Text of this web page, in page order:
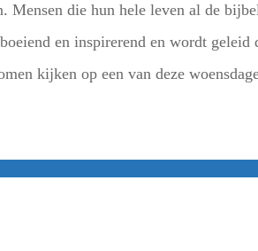
die hun hele leven al de
en inspirerend en wordt geleid
kijken op een van deze